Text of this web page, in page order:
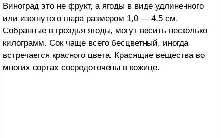
Виноград это не фрукт, а ягоды в виде удлиненного
или изогнутого шара размером 1,0 — 4,5 см.
Собранные в гроздья ягоды, могут весить несколько
килограмм. Сок чаще всего бесцветный, иногда
встречается красного цвета. Красящие вещества во
многих сортах сосредоточены в кожице.